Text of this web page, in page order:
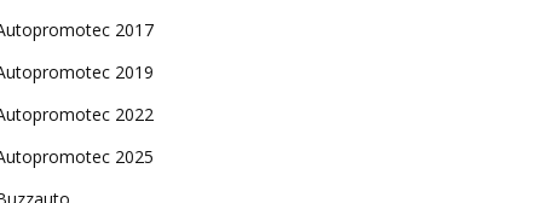
2017
2019
2022
2025